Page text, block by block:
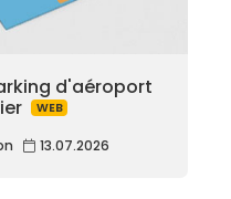
d'aéroport
WEB
13.07.2026